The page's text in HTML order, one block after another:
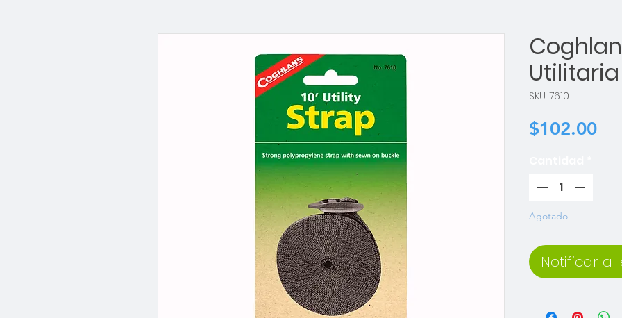
Utilitaria
SKU: 7610
$102.00
Agotado
Notificar al